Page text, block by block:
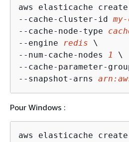
aws elasticache
--cache-cluster-id
--cache-node-type
--engine redis \
--num-cache-nodes 1
\
--cache-parameter-
--snapshot-arns
Pour Windows :
aws elasticache